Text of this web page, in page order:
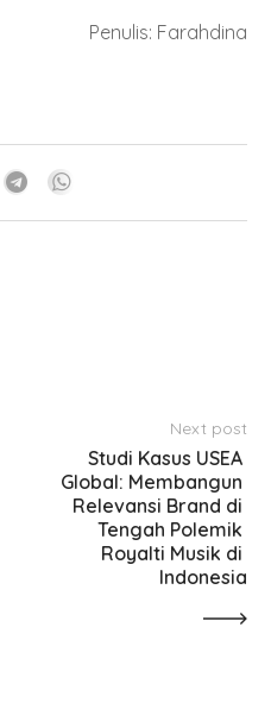
Penulis: Farahdina
Next post
Studi Kasus USEA
Global: Membangun
Relevansi Brand di
Tengah Polemik
Royalti Musik di
Indonesia